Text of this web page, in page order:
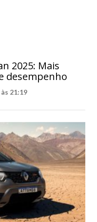
2025: Mais
desempenho
21:19